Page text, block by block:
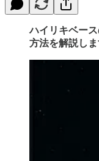
ハイリキベー
方法を解説しま